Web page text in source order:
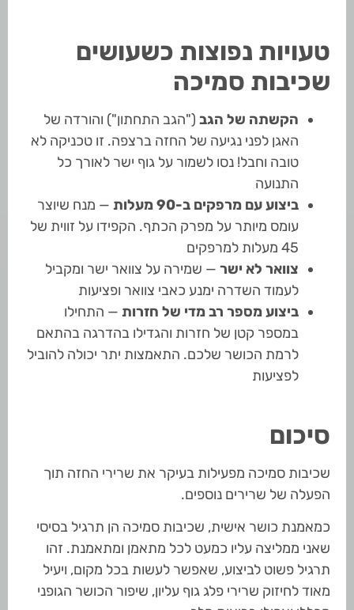
טעויות נפוצות כשעושים
שכיבות סמיכה
הקשתה של הגב ("הגב התחתון") והורדה של
האגן לפני נגיעה של החזה ברצפה. זו טכניקה לא
טובה וחבל! נסו לשמור על גוף ישר לאורך כל
התנועה
ביצוע עם מרפקים ב-90 מעלות
— מנח שיוצר
עומס מיותר על מפרק הכתף. הקפידו על זווית של
45 מעלות למרפקים
צוואר לא ישר — שמירה על צוואר ישר ומקביל
לעמוד השדרה ימנע כאבי צוואר ופציעות
ביצוע מספר רב מדי של חזרות — התחילו
במספר קטן של חזרות והגדילו בהדרגה בהתאם
לרמת הכושר שלכם. התאמצות יתר יכולה להוביל
לפציעות
סיכום
שכיבות סמיכה מפעילות בעיקר את שרירי החזה תוך
הפעלה של שרירים נוספים.
כמאמנת כושר אישית, שכיבות סמיכה הן תרגיל בסיסי
שאני ממליצה עליו כמעט לכל מתאמן ומתאמנת. זהו
תרגיל פשוט לביצוע, שאפשר לעשות בכל מקום, ויעיל
מאוד לחיזוק שרירי פלג גוף עליון, שיפור הכושר הגופני